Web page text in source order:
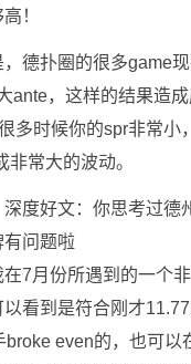
！
，德扑圈的很多game
ante，这样的结果造
多时候你的spr非常小
非常大的波动。
在7月份所遇到的一个
看到是符合刚才
even的，也可以